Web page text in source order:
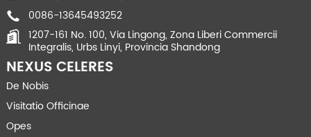
0086-13645493252
1207-161 No. 100, Via Lingong, Zona Liberi Commercii
Integralis, Urbs Linyi, Provincia Shandong
NEXUS CELERES
De Nobis
Visitatio Officinae
Opes